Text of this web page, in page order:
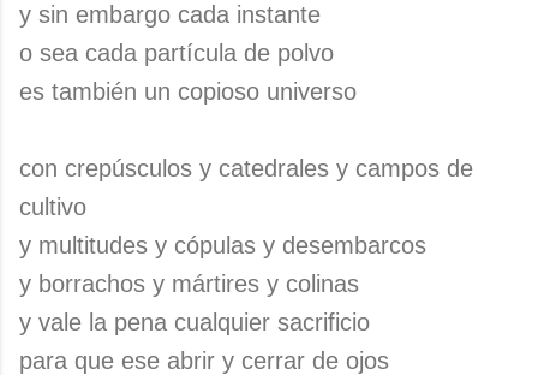
y sin embargo cada instante
o sea cada partícula de polvo
es también un copioso universo
con crepúsculos y catedrales y campos de
cultivo
y multitudes y cópulas y desembarcos
y borrachos y mártires y colinas
y vale la pena cualquier sacrificio
para que ese abrir y cerrar de ojos